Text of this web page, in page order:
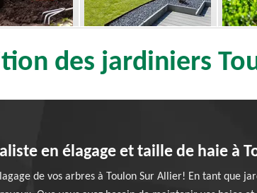
des jardiniers
en élagage et taille de haie à
de vos arbres à Toulon Sur Allier! En tant que